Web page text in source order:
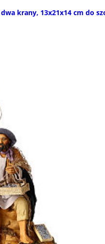
krany, 13x21x14 cm do